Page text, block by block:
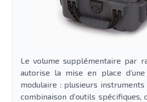
Le volume supplémentaire par
autorise la mise en place
modulaire : plusieurs instruments
combinaison d’outils spécifiques,